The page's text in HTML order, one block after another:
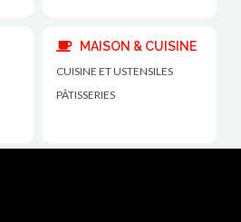
MAISON & CUISINE
CUISINE ET USTENSILES
PÂTISSERIES